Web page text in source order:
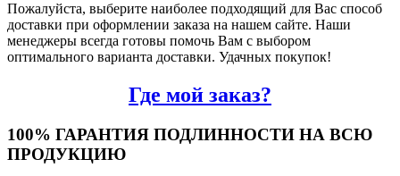
Пожалуйста, выберите наиболее подходящий для Вас способ
доставки при оформлении заказа на нашем сайте. Наши
менеджеры всегда готовы помочь Вам с выбором
оптимального варианта доставки. Удачных покупок!
Где мой заказ?
100% ГАРАНТИЯ ПОДЛИННОСТИ НА ВСЮ
ПРОДУКЦИЮ